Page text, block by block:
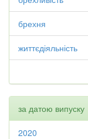
брехня
життєдіяльність
за датою випуску
2020